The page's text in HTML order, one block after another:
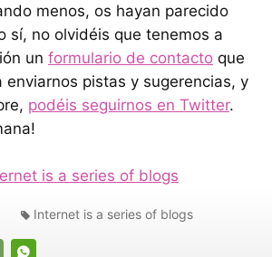
menos, os hayan parecido
sí, no olvidéis que tenemos a
un formulario de contacto que
enviarnos pistas y sugerencias, y
podéis seguirnos en Twitter.
is a series of blogs
Internet is a series of blogs